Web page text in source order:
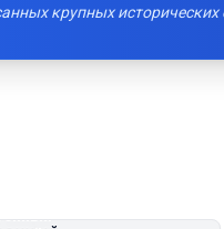
крупных исторических